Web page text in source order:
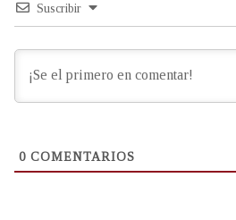
Suscribir
0 COMENTARIOS